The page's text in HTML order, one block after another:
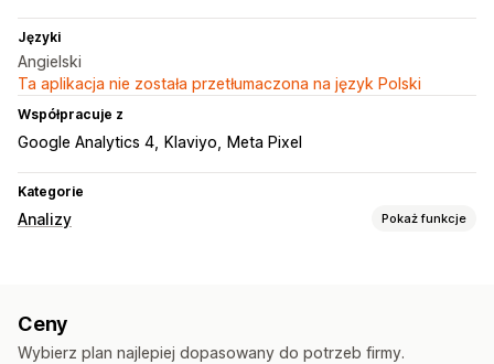
Języki
Angielski
Ta aplikacja nie została przetłumaczona na język Polski
Współpracuje z
Google Analytics 4 Klaviyo Meta Pixel
Kategorie
Analizy Pokaż funkcje
Marketing i sprzedaż
Ceny
Wybierz plan najlepiej dopasowany do potrzeb firmy.